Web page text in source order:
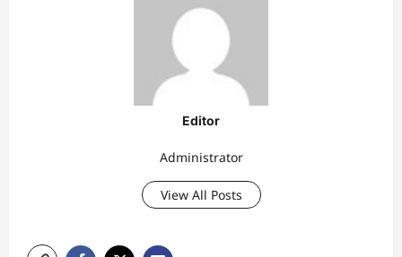
Editor
Administrator
View All Posts